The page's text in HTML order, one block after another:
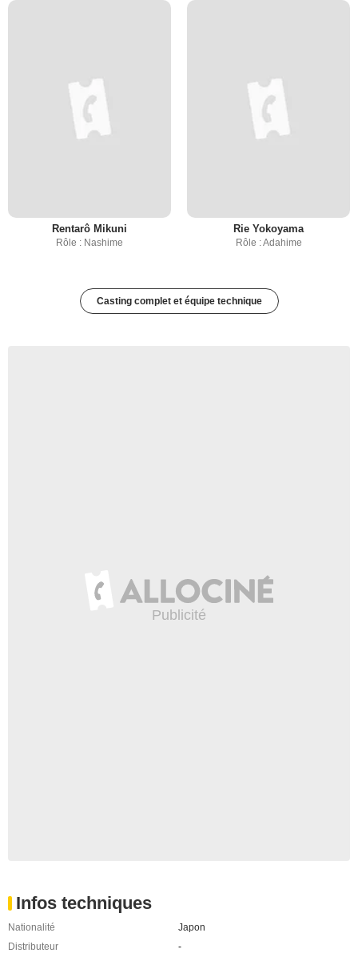
Rentarô Mikuni
Rôle : Nashime
Rie Yokoyama
Rôle : Adahime
Casting complet et équipe technique
Infos techniques
Nationalité
Japon
Distributeur
-